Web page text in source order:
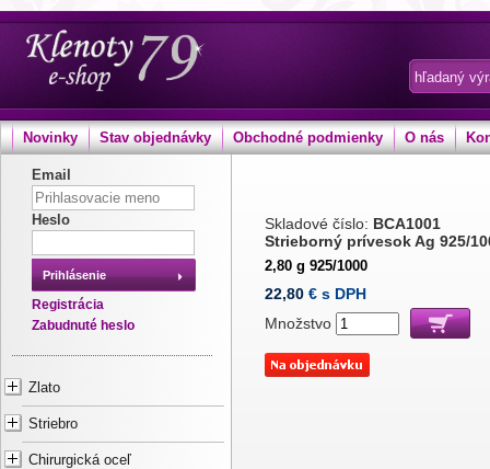
Novinky Stav objednávky Obchodné podmienky O nás
Email
Heslo
Prihlásenie
Registrácia
Zabudnuté heslo
Zlato
Striebro
Chirurgická oceľ
Skladové číslo: BCA1001
Strieborný prívesok Ag 925/
2,80 g 925/1000
22,80 € s DPH
Množstvo